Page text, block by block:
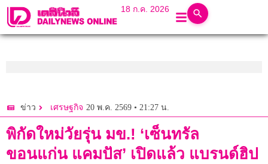
18 ก.ค. 2026
ข่าว เศรษฐกิจ 20 พ.ค. 2569 • 21:27 น.
พิกัดใหม่วัยรุ่น มข.! ‘เซ็นทรัล
ขอนแก่น แคมปัส’ เปิดแล้ว แบรนด์ฮิป